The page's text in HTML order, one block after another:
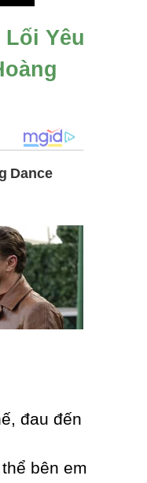
Yêu
đau đến
bên em